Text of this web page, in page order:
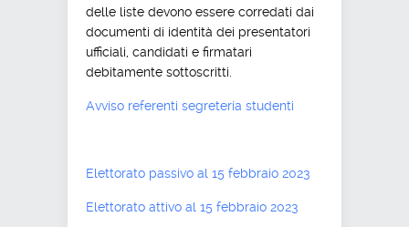
delle liste devono essere corredati dai
documenti di identità dei presentatori
ufficiali, candidati e firmatari
debitamente sottoscritti.
Avviso referenti segreteria studenti
Elettorato passivo al 15 febbraio 2023
Elettorato attivo al 15 febbraio 2023